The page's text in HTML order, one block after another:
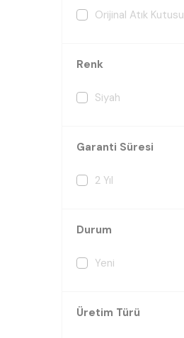
Orijinal Atık Kutusu
Renk
Siyah
Garanti Süresi
2 Yıl
Durum
Yeni
Üretim Türü